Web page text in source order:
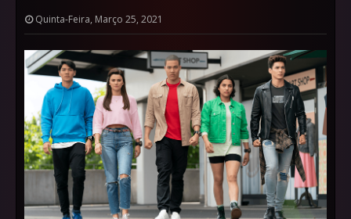
Quinta-Feira, Março 25, 2021